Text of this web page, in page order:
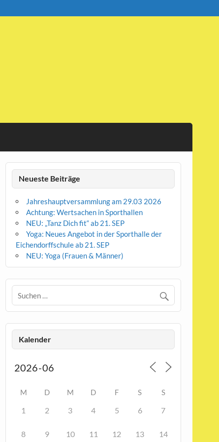
Neueste Beiträge
Jahreshauptversammlung am 29.03 2026
Achtung: Wertsachen in Sporthallen
NEU: „Tanz Dich fit“ ab 21. SEP
Yoga: Neues Angebot in der Sporthalle der
Eichendorffschule ab 21. SEP
NEU: Yoga (Frauen & Männer)
Kalender
M D M D F S S
1 2 3 4 5 6 7
8 9 10 11 12 13 14